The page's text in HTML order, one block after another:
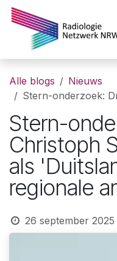
Alle blogs
Nieuws
Stern-onderzoek: Dr. med.
Stern-
Christoph
als
regionale
26 september 2025